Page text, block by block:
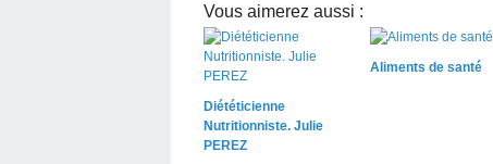
Vous aimerez aussi :
Diététicienne
Nutritionniste. Julie
PEREZ
Aliments de santé